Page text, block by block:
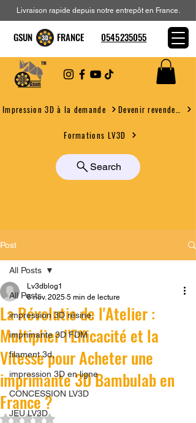
Impression 3D à la demande
Formations LV3D
Search
Livraison rapide depuis notre entrepôt en France.
GSUN FRANCE 0545235055
Post
All Posts
impression 3D résine.
imprimante 3D FDM
filament 3d,
impression 3D en ligne
CONCESSION LV3D
JEU LV3D
All Posts
La Révolutio de l'Atelier :
Multiplier l'Efficacité et la
Vitesse pour Acheter une
imprimante 3D Bambulab en
France ?
Lv3dblog1
6 nov. 2025 5 min de lecture
Noté NaN étoiles sur 5.